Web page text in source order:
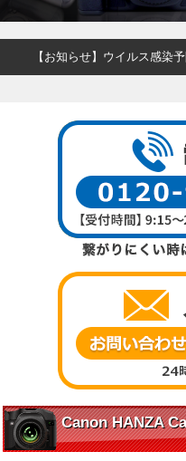
【お知らせ】ウイルス感染
Canon HANZA